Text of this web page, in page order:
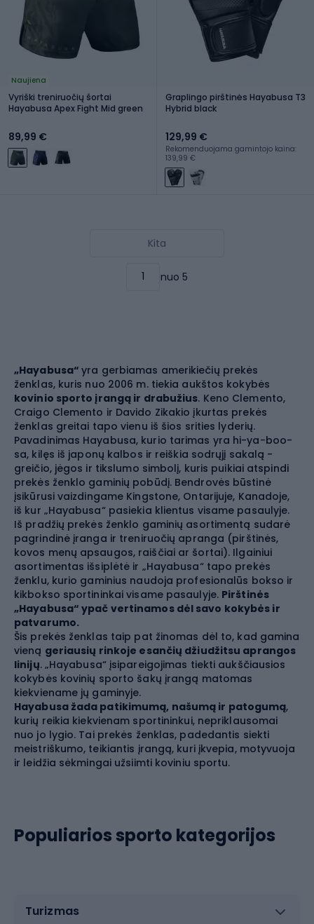
Naujiena
Vyriški treniruočių šortai
Hayabusa Apex Fight Mid green
89,99 €
Graplingo pirštinės Hayabusa T3
Hybrid black
129,99 €
Rekomenduojama gamintojo kaina:
139,99 €
Kita
nuo 5
„Hayabusa“yra gerbiamas amerikiečių prekės
ženklas, kuris nuo 2006 m. tiekia aukštos kokybės
kovinio sporto įrangą ir drabužius. Keno Clemento,
Craigo Clemento ir Davido Zikakio įkurtas prekės
ženklas greitai tapo vienu iš šios srities lyderių.
Pavadinimas Hayabusa, kurio tarimas yra hi-ya-boo-
sa, kilęs iš japonų kalbos ir reiškia sodrųjį sakalą -
greičio, jėgos ir tikslumo simbolį, kuris puikiai atspindi
prekės ženklo gaminių pobūdį. Bendrovės būstinė
įsikūrusi vaizdingame Kingstone, Ontarijuje, Kanadoje,
iš kur „Hayabusa“ pasiekia klientus visame pasaulyje.
Iš pradžių prekės ženklo gaminių asortimentą sudarė
pagrindinė įranga ir treniruočių apranga (pirštinės,
kovos menų apsaugos, raiščiai ar šortai). Ilgainiui
asortimentas išsiplėtė ir „Hayabusa“ tapo prekės
ženklu, kurio gaminius naudoja profesionalūs bokso ir
kikbokso sportininkai visame pasaulyje. Pirštinės
„Hayabusa“ ypač vertinamos dėl savo kokybės ir
patvarumo.
Šis prekės ženklas taip pat žinomas dėl to, kad gamina
vieną geriausių rinkoje esančių džiudžitsu aprangos
linijų. „Hayabusa“ įsipareigojimas tiekti aukščiausios
kokybės kovinių sporto šakų įrangą matomas
kiekviename jų gaminyje.
Hayabusa žada patikimumą, našumą ir patogumą,
kurių reikia kiekvienam sportininkui, nepriklausomai
nuo jo lygio. Tai prekės ženklas, padedantis siekti
meistriškumo, teikiantis įrangą, kuri įkvepia, motyvuoja
ir leidžia sėkmingai užsiimti koviniu sportu.
Populiarios sporto kategorijos
Turizmas